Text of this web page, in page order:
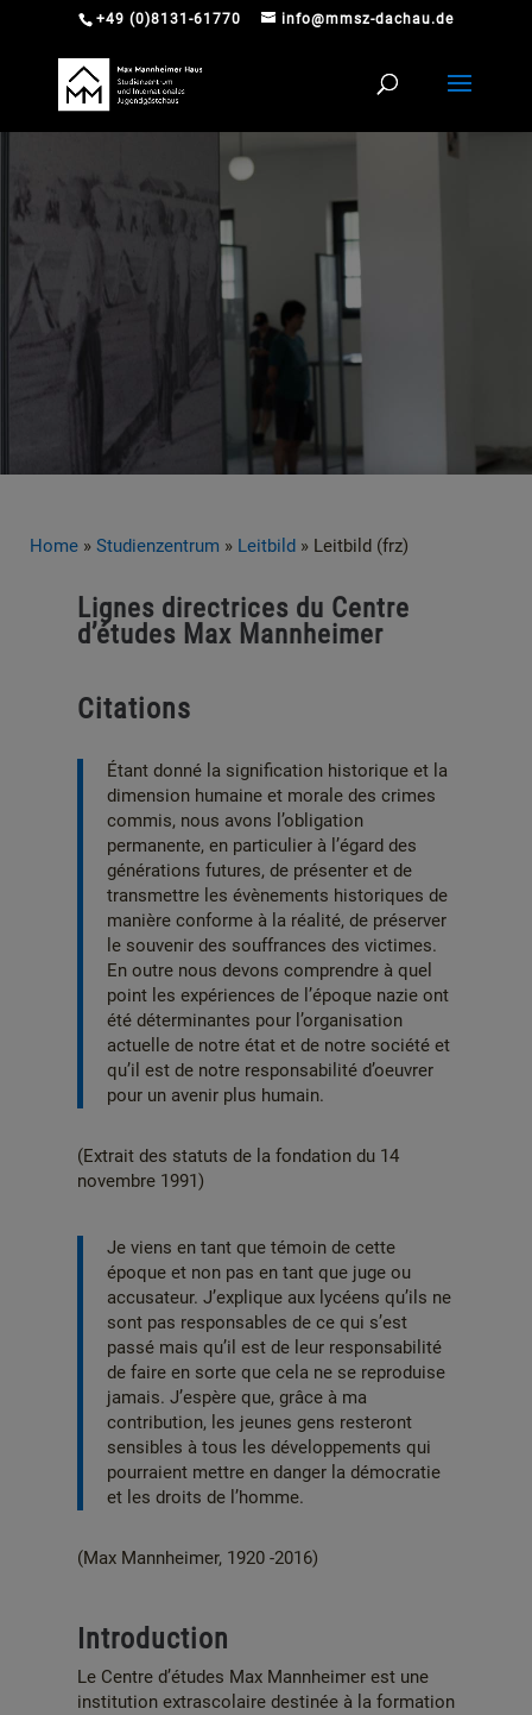
+49 (0)8131-61770 info@mmsz-dachau.de
Home » Studienzentrum » Leitbild » Leitbild (frz)
Lignes directrices du Centre
d’études Max Mannheimer
Citations
Étant donné la signification historique et la
dimension humaine et morale des crimes
commis, nous avons l’obligation
permanente, en particulier à l’égard des
générations futures, de présenter et de
transmettre les évènements historiques de
manière conforme à la réalité, de préserver
le souvenir des souffrances des victimes.
En outre nous devons comprendre à quel
point les expériences de l’époque nazie ont
été déterminantes pour l’organisation
actuelle de notre état et de notre société et
qu’il est de notre responsabilité d’oeuvrer
pour un avenir plus humain.
(Extrait des statuts de la fondation du 14
novembre 1991)
Je viens en tant que témoin de cette
époque et non pas en tant que juge ou
accusateur. J’explique aux lycéens qu’ils ne
sont pas responsables de ce qui s’est
passé mais qu’il est de leur responsabilité
de faire en sorte que cela ne se reproduise
jamais. J’espère que, grâce à ma
contribution, les jeunes gens resteront
sensibles à tous les développements qui
pourraient mettre en danger la démocratie
et les droits de l’homme.
(Max Mannheimer, 1920 -2016)
Introduction
Le Centre d’études Max Mannheimer est une
institution extrascolaire destinée à la formation